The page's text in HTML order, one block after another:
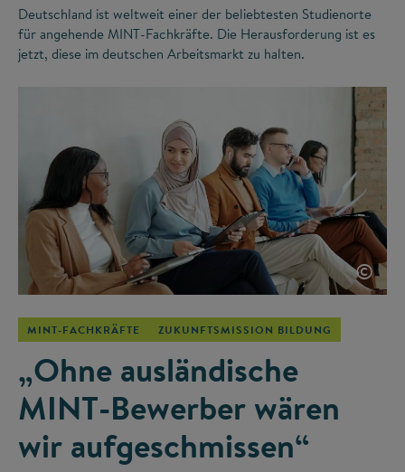
Deutschland ist weltweit einer der beliebtesten Studienorte
für angehende MINT-Fachkräfte. Die Herausforderung ist es
jetzt, diese im deutschen Arbeitsmarkt zu halten.
©
MINT-FACHKRÄFTE ZUKUNFTSMISSION BILDUNG
„Ohne ausländische
MINT-Bewerber wären
wir aufgeschmissen“